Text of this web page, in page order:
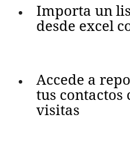
Importa un
desde excel
Accede a
tus contactos
visitas